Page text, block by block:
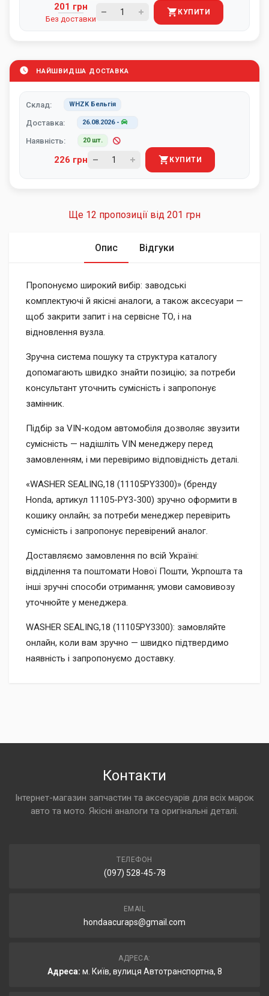
201 грн
Без доставки
КУПИТИ
НАЙШВИДША ДОСТАВКА
Склад: WHZK Бельгія
Доставка: 26.08.2026-
Наявність: 20 шт.
226 грн КУПИТИ
Ще 12 пропозиції від 201 грн
Опис Відгуки
Пропонуємо широкий вибір: заводські
комплектуючі й якісні аналоги, а також аксесуари —
щоб закрити запит і на сервісне ТО, і на
відновлення вузла.
Зручна система пошуку та структура каталогу
допомагають швидко знайти позицію; за потреби
консультант уточнить сумісність і запропонує
замінник.
Підбір за VIN-кодом автомобіля дозволяє звузити
сумісність — надішліть VIN менеджеру перед
замовленням, і ми перевіримо відповідність деталі.
«WASHER SEALING,18 (11105PY3300)» (бренду
Honda, артикул 11105-PY3-300) зручно оформити в
кошику онлайн; за потреби менеджер перевірить
сумісність і запропонує перевірений аналог.
Доставляємо замовлення по всій Україні:
відділення та поштомати Нової Пошти, Укрпошта та
інші зручні способи отримання; умови самовивозу
уточнюйте у менеджера.
WASHER SEALING,18 (11105PY3300): замовляйте
онлайн, коли вам зручно — швидко підтвердимо
наявність і запропонуємо доставку.
Контакти
Інтернет-магазин запчастин та аксесуарів для всіх марок
авто та мото. Якісні аналоги та оригінальні деталі.
ТЕЛЕФОН
(097) 528-45-78
EMAIL
hondaacuraps@gmail.com
АДРЕСА:
Адреса: м. Київ, вулиця Автотранспортна, 8